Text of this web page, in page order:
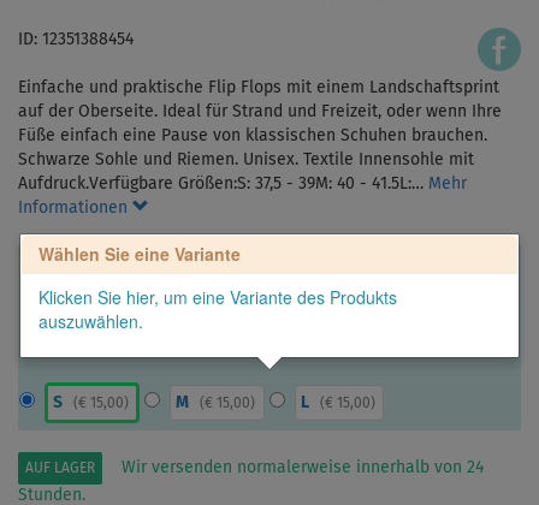
ID: 12351388454
Einfache und praktische Flip Flops mit einem Landschaftsprint
auf der Oberseite. Ideal für Strand und Freizeit, oder wenn Ihre
Füße einfach eine Pause von klassischen Schuhen brauchen.
Schwarze Sohle und Riemen. Unisex. Textile Innensohle mit
Aufdruck.Verfügbare Größen:S: 37,5 - 39M: 40 - 41.5L:… Mehr
Informationen
Wählen Sie eine Variante
Klicken Sie hier, um eine Variante des Produkts
auszuwählen.
S ( € 15,00) M (€ 15,00) L ( € 15,00)
AUF LAGER
Wir versenden normalerweise innerhalb von 24
Stunden.